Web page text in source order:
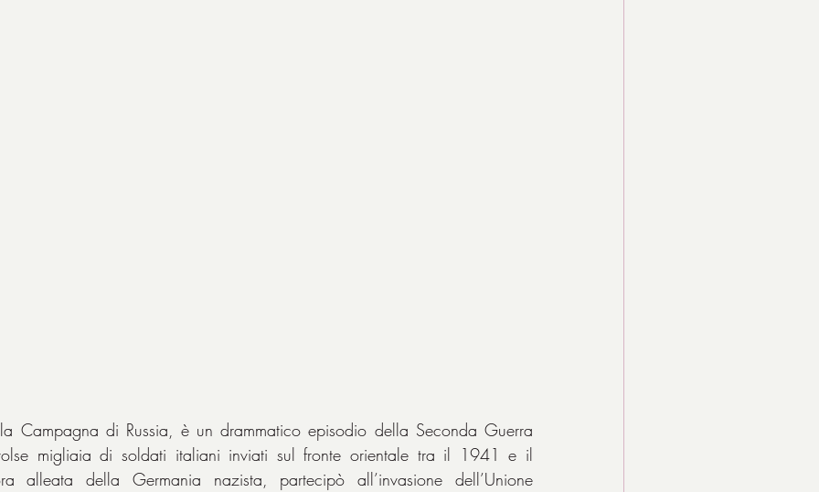
Campagna di Russia, è un drammatico episodio della Seconda Guerra
migliaia di soldati italiani inviati sul fronte orientale tra il 1941 e il
alleata della Germania nazista, partecipò all’invasione dell’Unione